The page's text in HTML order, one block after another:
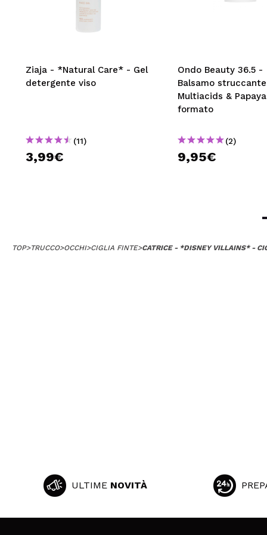
Ziaja - *Natural Care* - Gel
detergente viso
(11)
3,99€
Ondo Beauty 36.5 -
Balsamo struccante
Multiacids &
formato
(2)
9,95€
TOP>TRUCCO>OCCHI>CIGLIA FINTE>CATRICE - *DISNEY VILLAINS* -
ULTIME NOVITÀ